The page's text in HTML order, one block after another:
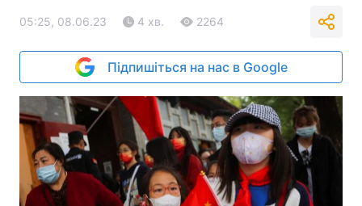
05:25, 08.06.23 4 хв. 2264
Підпишіться на нас в Google